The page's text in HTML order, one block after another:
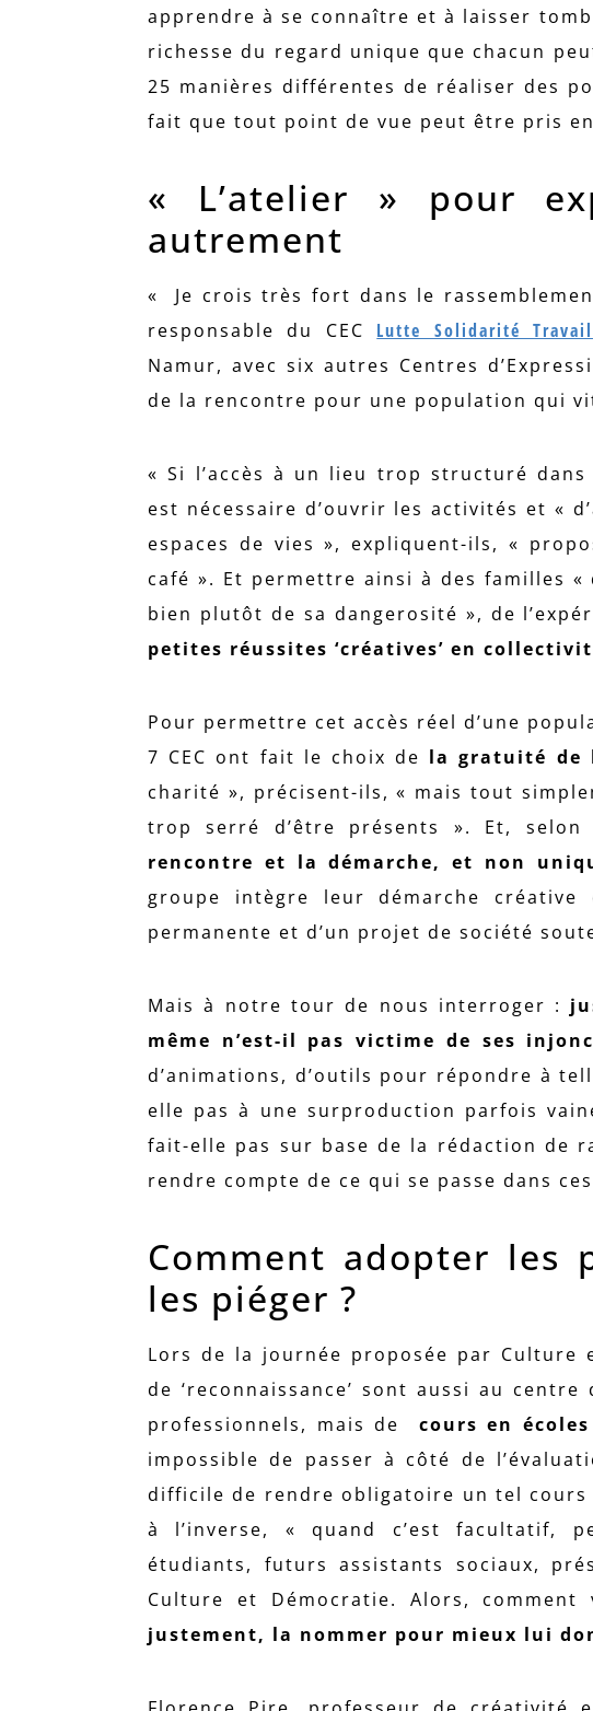
apprendre à se connaître et à laisser
richesse du regard unique que chacun
25 manières différentes de réaliser des
fait que tout point de vue peut être pris
« L’atelier » pour
autrement
« Je crois très fort dans le
responsable du CEC Lutte Solidarité Travail
Namur, avec six autres Centres
de la rencontre pour une population qui
« Si l’accès à un lieu trop structuré
est nécessaire d’ouvrir les activités et «
espaces de vies », expliquent-ils, «
café ». Et permettre ainsi à des familles
bien plutôt de sa dangerosité », de
petites réussites ‘créatives’ en
Pour permettre cet accès réel d’une
7 CEC ont fait le choix de la gratuité de
charité », précisent-ils, « mais tout
trop serré d’être présents ». Et,
rencontre et la démarche, et non
groupe intègre leur démarche
permanente et d’un projet de société
Mais à notre tour de nous interroger :
même n’est-il pas victime de ses
d’animations, d’outils pour répondre à
elle pas à une surproduction parfois
fait-elle pas sur base de la rédaction de
rendre compte de ce qui se passe dans
Comment adopter les
les piéger ?
Lors de la journée proposée par Culture
de ‘reconnaissance’ sont aussi au
professionnels, mais de cours en
impossible de passer à côté de
difficile de rendre obligatoire un tel cours
à l’inverse, « quand c’est facultatif,
étudiants, futurs assistants sociaux,
Culture et Démocratie. Alors,
justement, la nommer pour mieux lui